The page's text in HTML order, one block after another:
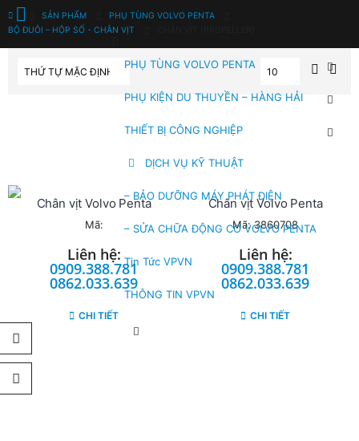
PHỤ TÙNG VOLVO PENTA
PHỤ KIỆN DU THUYỀN – HÀNG HẢI
THIẾT BỊ CÔNG NGHIỆP
DỊCH VỤ KỸ THUẬT
– BẢO DƯỠNG MÁY PHÁT ĐIỆN
– SỬA CHỮA ĐỘNG CƠ VOLVO PENTA
Tin Tức VPVN
THÔNG TIN VPVN
SẢN PHẨM
PHỤ TÙNG VOLVO PENTA
BỘ ĐUÔI – HỘP SỐ - CHÂN VỊT
Chân vịt Volvo Penta
Mã:
Liên hệ:
0909.388.781
0862.033.639
CHI TIẾT
Chân vịt Volvo Penta
Mã: 3860708
Liên hệ:
0909.388.781
0862.033.639
CHI TIẾT